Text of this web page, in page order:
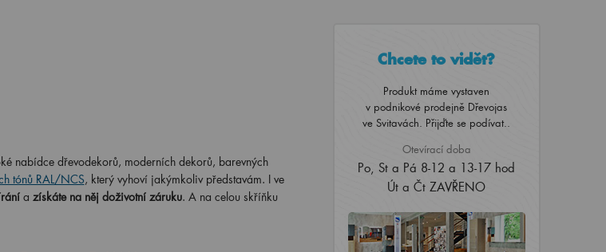
nabídce dřevodekorů, moderních dekorů, barevných
tónů RAL/NCS, který vyhoví jakýmkoliv představám. I ve
a získáte na něj doživotní záruku. A na celou skříňku
Chcete to vidět?
Produkt máme vystaven
v podnikové prodejně Dřevojas
ve Svitavách. Přijďte se podívat..
Otevírací doba
Po, St a Pá 8-12 a 13-17 hod
Út a Čt ZAVŘENO